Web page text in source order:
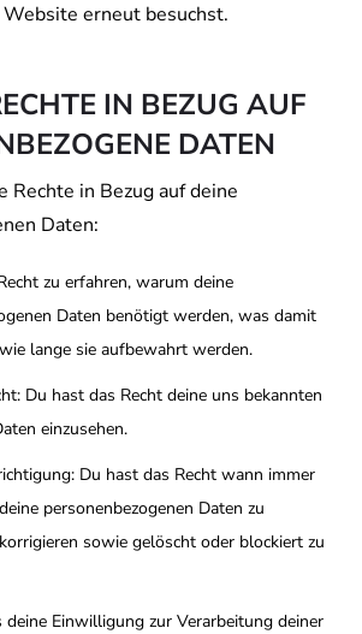
erneut besuchst.
IN BEZUG AUF
DATEN
Rechte in Bezug auf deine
Daten:
zu erfahren, warum deine
Daten benötigt werden, was damit
lange sie aufbewahrt werden.
Du hast das Recht deine uns bekannten
einzusehen.
Du hast das Recht wann immer
personenbezogenen Daten zu
sowie gelöscht oder blockiert zu
deine Einwilligung zur Verarbeitung deiner